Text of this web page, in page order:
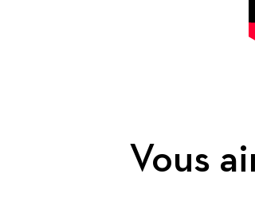
Vous